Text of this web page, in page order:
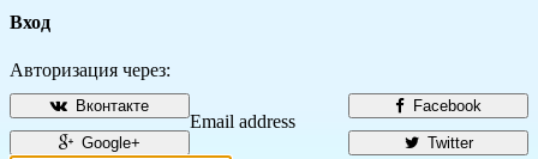
Вход
Авторизация через:
Facebook
Вконтакте
Twitter
Google+
Email address